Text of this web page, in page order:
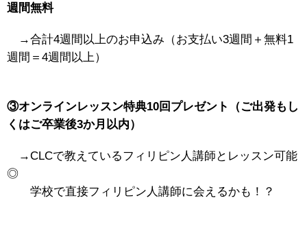
週間無料
→合計4週間以上のお申込み（お支払い3週間＋無料1
週間＝4週間以上）
③オンラインレッスン特典10回プレゼント（ご出発もし
くはご卒業後3か月以内）
→CLCで教えているフィリピン人講師とレッスン可能
◎
学校で直接フィリピン人講師に会えるかも！？